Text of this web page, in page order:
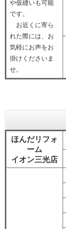
や仮縫いも可能
です。
お近くに寄ら
れた際には、お
気軽にお声をお
掛けくださいま
せ。
ほんだリフォ
ーム
イオン三光店